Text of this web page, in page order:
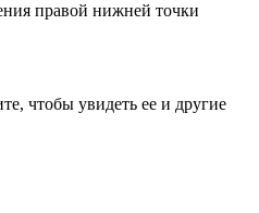
правой нижней точки
чтобы увидеть ее и другие